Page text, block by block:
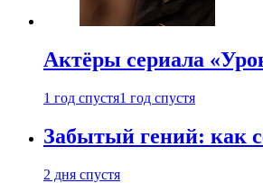
Актёры сериала
1 год спустя1 год спустя
Забытый гений: как
2 дня спустя